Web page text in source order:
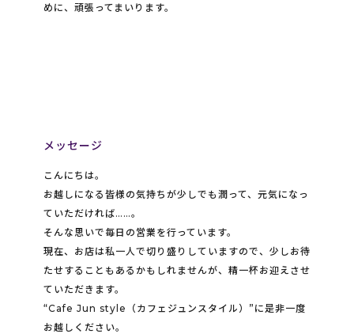
めに、頑張ってまいります。
メッセージ
こんにちは。
お越しになる皆様の気持ちが少しでも潤って、元気になっ
ていただければ……。
そんな思いで毎日の営業を行っています。
現在、お店は私一人で切り盛りしていますので、少しお待
たせすることもあるかもしれませんが、精一杯お迎えさせ
ていただきます。
“Cafe Jun style（カフェジュンスタイル）”に是非一度
お越しください。